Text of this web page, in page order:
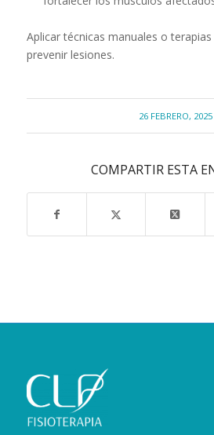
Aplicar técnicas manuales o
prevenir lesiones.
26 FEBRERO, 2025
COMPARTIR ESTA